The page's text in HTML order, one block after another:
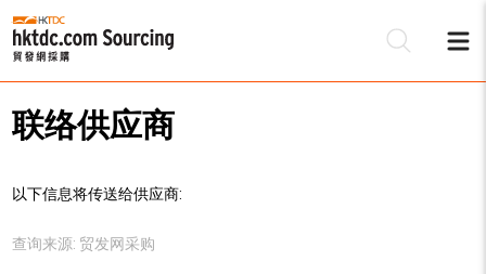
联络供应商
以下信息将传送给供应商:
查询来源: 贸发网采购